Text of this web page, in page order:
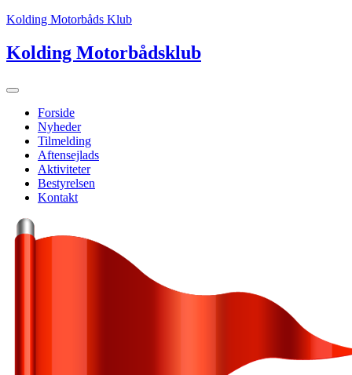
Kolding Motorbåds Klub
Kolding Motorbådsklub
Forside
Nyheder
Tilmelding
Aftensejlads
Aktiviteter
Bestyrelsen
Kontakt